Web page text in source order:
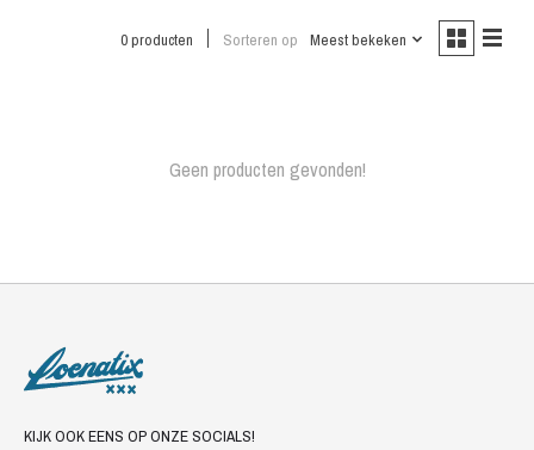
0 producten Sorteren op Meest bekeken
Geen producten gevonden!
KIJK OOK EENS OP ONZE SOCIALS!